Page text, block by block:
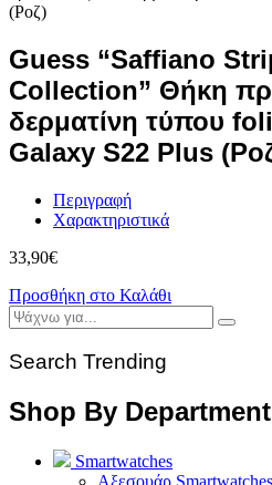
Guess “Saffiano
Collection” Θήκη
δερματίνη τύπου
Galaxy S22 Plus
Περιγραφή
Χαρακτηριστικά
33,90€
Προσθήκη στο Καλάθι
Search Trending
Shop By
Smartwatches
Αξεσουάρ Smartwatches